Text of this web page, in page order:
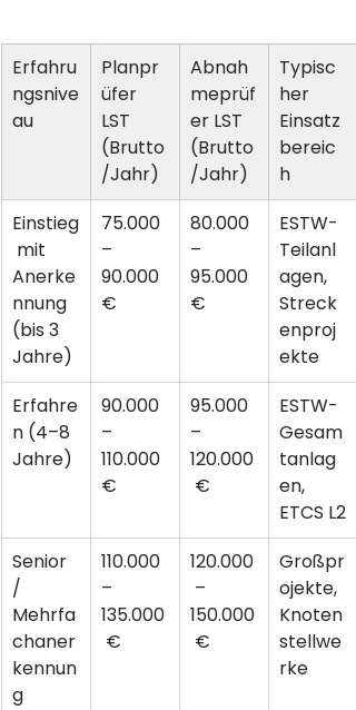
Erfahru
ngsnive
au
Planpr
üfer
LST
(Brutto
/Jahr)
Abnah
meprüf
er LST
(Brutto
/Jahr)
Typisc
her
Einsatz
bereic
h
Einstieg
mit
Anerke
nnung
(bis 3
Jahre)
75.000
–
90.000
€
80.000
–
95.000
€
ESTW-
Teilanl
agen,
Streck
enproj
ekte
Erfahre
n (4–8
Jahre)
90.000
–
110.000
€
95.000
–
120.000
€
ESTW-
Gesam
tanlag
en,
ETCS L2
Senior
/
Mehrfa
chaner
kennun
g
110.000
–
135.000
€
120.000
–
150.000
€
Großpr
ojekte,
Knoten
stellwe
rke